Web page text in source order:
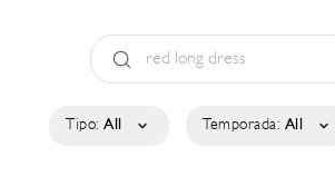
Tipo: All Temporada: All